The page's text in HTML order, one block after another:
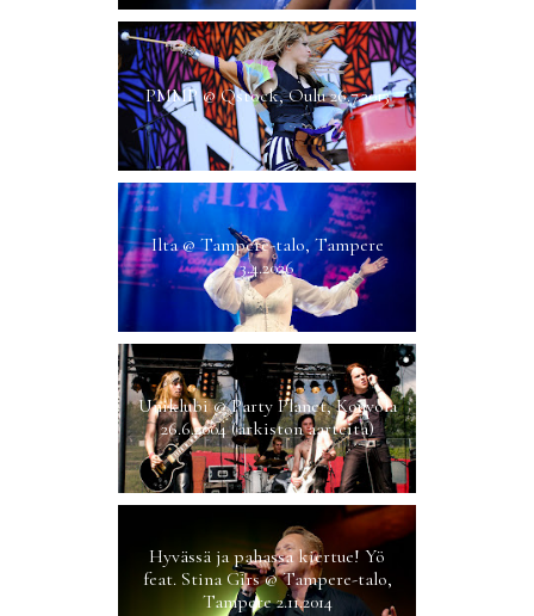
PMMP @ Qstock, Oulu 26.7.2013
Ilta @ Tampere-talo, Tampere
3.4.2026
Uniklubi @ Party Planet, Kouvola
26.6.2004 (arkiston aarteita)
Hyvässä ja pahassa kiertue! Yö
feat. Stina Girs @ Tampere-talo,
Tampere 2.11.2014